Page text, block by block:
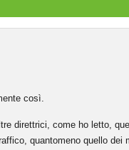
così.
direttrici, come ho letto,
quantomeno quello dei